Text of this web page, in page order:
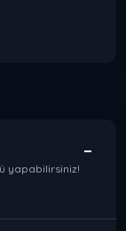
yapabilirsiniz!